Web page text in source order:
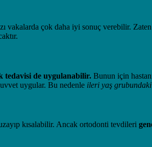
vakalarda çok daha iyi sonuç verebilir.
tedavisi de uygulanabilir. Bunun için
uygular. Bu nedenle ileri yaş
kısalabilir. Ancak ortodonti tevdileri